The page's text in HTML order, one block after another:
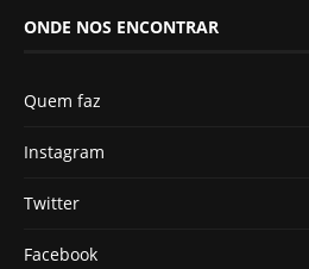
ONDE NOS ENCONTRAR
Quem faz
Instagram
Twitter
Facebook